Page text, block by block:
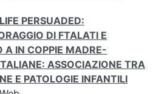
PERSUADED:
DI FTALATI E
A IN COPPIE MADRE-
ASSOCIAZIONE TRA
E PATOLOGIE INFANTILI